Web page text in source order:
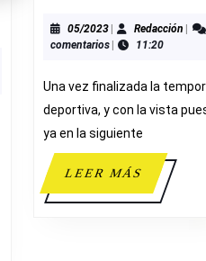
05/202305/2023Redacción
comentarios
11:20
Una vez finalizada la
deportiva, y con la vista
ya en la siguiente
LEER MÁSLEER
MÁS